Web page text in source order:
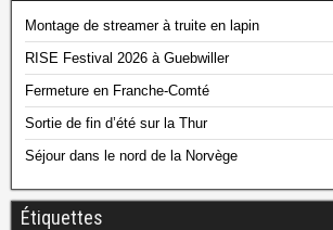
Montage de streamer à truite en lapin
RISE Festival 2026 à Guebwiller
Fermeture en Franche-Comté
Sortie de fin d’été sur la Thur
Séjour dans le nord de la Norvège
Étiquettes